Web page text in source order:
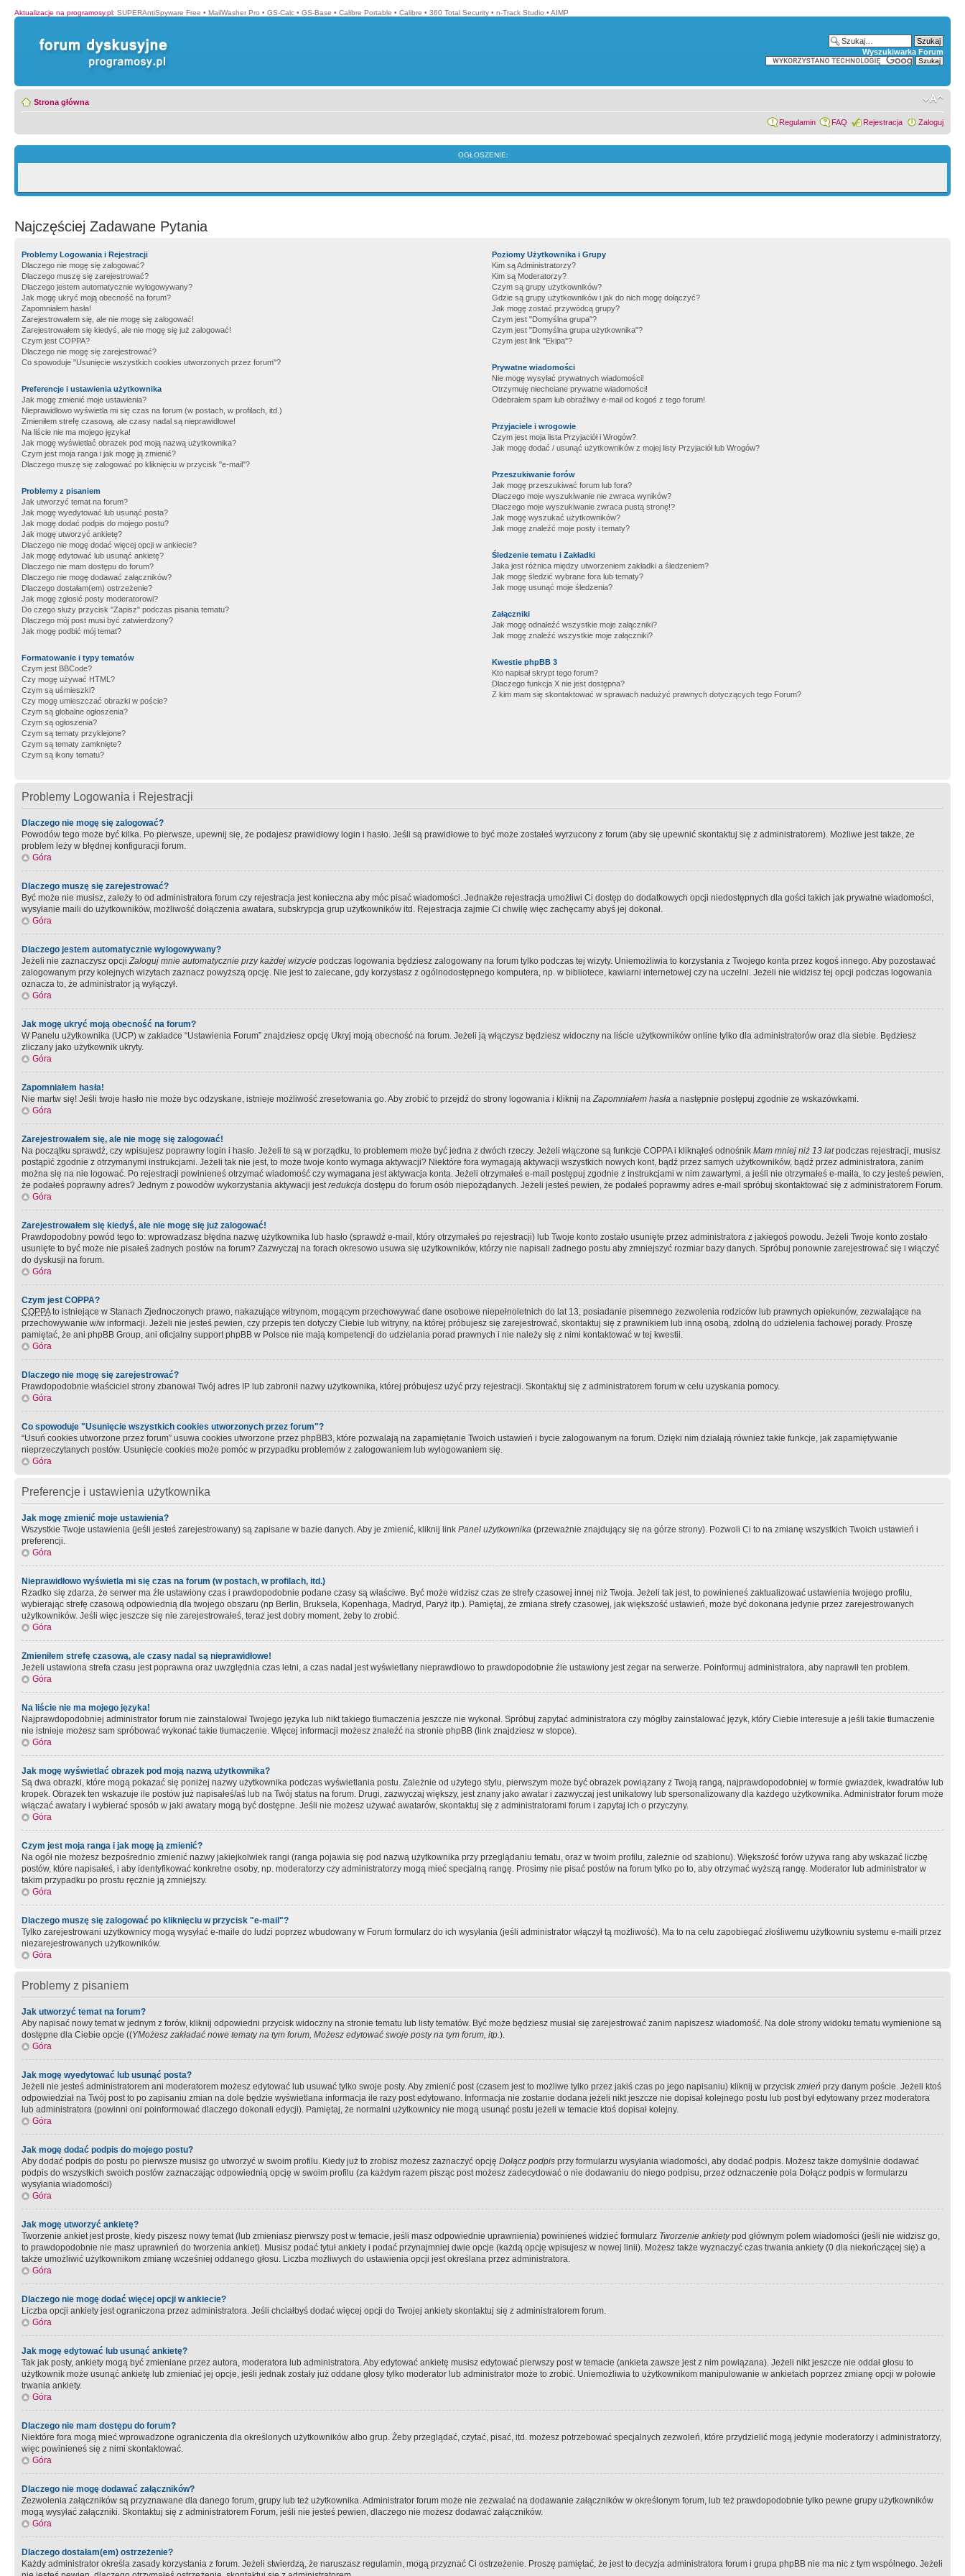
Aktualizacje na programosy.pl: SUPERAntiSpyware Free • MailWasher Pro • GS-Calc • GS-Base • Calibre Portable • Calibre • 360 Total Security • n-Track Studio • AIMP
Wyszukiwarka Forum
Strona główna
Regulamin FAQ Rejestracja Zaloguj
OGŁOSZENIE:
Najczęściej Zadawane Pytania
Problemy Logowania i Rejestracji
Dlaczego nie mogę się zalogować?
Dlaczego muszę się zarejestrować?
Dlaczego jestem automatycznie wylogowywany?
Jak mogę ukryć moją obecność na forum?
Zapomniałem hasła!
Zarejestrowałem się, ale nie mogę się zalogować!
Zarejestrowałem się kiedyś, ale nie mogę się już zalogować!
Czym jest COPPA?
Dlaczego nie mogę się zarejestrować?
Co spowoduje "Usunięcie wszystkich cookies utworzonych przez forum"?
Preferencje i ustawienia użytkownika
Jak mogę zmienić moje ustawienia?
Nieprawidłowo wyświetla mi się czas na forum (w postach, w profilach, itd.)
Zmieniłem strefę czasową, ale czasy nadal są nieprawidłowe!
Na liście nie ma mojego języka!
Jak mogę wyświetlać obrazek pod moją nazwą użytkownika?
Czym jest moja ranga i jak mogę ją zmienić?
Dlaczego muszę się zalogować po kliknięciu w przycisk "e-mail"?
Problemy z pisaniem
Jak utworzyć temat na forum?
Jak mogę wyedytować lub usunąć posta?
Jak mogę dodać podpis do mojego postu?
Jak mogę utworzyć ankietę?
Dlaczego nie mogę dodać więcej opcji w ankiecie?
Jak mogę edytować lub usunąć ankietę?
Dlaczego nie mam dostępu do forum?
Dlaczego nie mogę dodawać załączników?
Dlaczego dostałam(em) ostrzeżenie?
Jak mogę zgłosić posty moderatorowi?
Do czego służy przycisk "Zapisz" podczas pisania tematu?
Dlaczego mój post musi być zatwierdzony?
Jak mogę podbić mój temat?
Formatowanie i typy tematów
Czym jest BBCode?
Czy mogę używać HTML?
Czym są uśmieszki?
Czy mogę umieszczać obrazki w poście?
Czym są globalne ogłoszenia?
Czym są ogłoszenia?
Czym są tematy przyklejone?
Czym są tematy zamknięte?
Czym są ikony tematu?
Poziomy Użytkownika i Grupy
Kim są Administratorzy?
Kim są Moderatorzy?
Czym są grupy użytkowników?
Gdzie są grupy użytkowników i jak do nich mogę dołączyć?
Jak mogę zostać przywódcą grupy?
Czym jest "Domyślna grupa"?
Czym jest "Domyślna grupa użytkownika"?
Czym jest link "Ekipa"?
Prywatne wiadomości
Nie mogę wysyłać prywatnych wiadomości!
Otrzymuję niechciane prywatne wiadomości!
Odebrałem spam lub obraźliwy e-mail od kogoś z tego forum!
Przyjaciele i wrogowie
Czym jest moja lista Przyjaciół i Wrogów?
Jak mogę dodać / usunąć użytkowników z mojej listy Przyjaciół lub Wrogów?
Przeszukiwanie forów
Jak mogę przeszukiwać forum lub fora?
Dlaczego moje wyszukiwanie nie zwraca wyników?
Dlaczego moje wyszukiwanie zwraca pustą stronę!?
Jak mogę wyszukać użytkowników?
Jak mogę znaleźć moje posty i tematy?
Śledzenie tematu i Zakładki
Jaka jest różnica między utworzeniem zakładki a śledzeniem?
Jak mogę śledzić wybrane fora lub tematy?
Jak mogę usunąć moje śledzenia?
Załączniki
Jak mogę odnaleźć wszystkie moje załączniki?
Jak mogę znaleźć wszystkie moje załączniki?
Kwestie phpBB 3
Kto napisał skrypt tego forum?
Dlaczego funkcja X nie jest dostępna?
Z kim mam się skontaktować w sprawach nadużyć prawnych dotyczących tego Forum?
Problemy Logowania i Rejestracji
Dlaczego nie mogę się zalogować?
Powodów tego może być kilka. Po pierwsze, upewnij się, że podajesz prawidłowy login i hasło. Jeśli są prawidłowe to być może zostałeś wyrzucony z forum (aby się upewnić skontaktuj się z administratorem). Możliwe jest także, że
problem leży w błędnej konfiguracji forum.
Góra
Dlaczego muszę się zarejestrować?
Być może nie musisz, zależy to od administratora forum czy rejestracja jest konieczna aby móc pisać wiadomości. Jednakże rejestracja umożliwi Ci dostęp do dodatkowych opcji niedostępnych dla gości takich jak prywatne wiadomości,
wysyłanie maili do użytkowników, możliwość dołączenia awatara, subskrypcja grup użytkowników itd. Rejestracja zajmie Ci chwilę więc zachęcamy abyś jej dokonał.
Góra
Dlaczego jestem automatycznie wylogowywany?
Jeżeli nie zaznaczysz opcjiZaloguj mnie automatycznie przy każdej wizycie podczas logowania będziesz zalogowany na forum tylko podczas tej wizyty. Uniemożliwia to korzystania z Twojego konta przez kogoś innego. Aby pozostawać
zalogowanym przy kolejnych wizytach zaznacz powyższą opcję. Nie jest to zalecane, gdy korzystasz z ogólnodostępnego komputera, np. w bibliotece, kawiarni internetowej czy na uczelni. Jeżeli nie widzisz tej opcji podczas logowania
oznacza to, że administrator ją wyłączył.
Góra
Jak mogę ukryć moją obecność na forum?
W Panelu użytkownika (UCP) w zakładce “Ustawienia Forum” znajdziesz opcję Ukryj moją obecność na forum. Jeżeli ją włączysz będziesz widoczny na liście użytkowników online tylko dla administratorów oraz dla siebie. Będziesz
zliczany jako użytkownik ukryty.
Góra
Zapomniałem hasła!
Nie martw się! Jeśli twoje hasło nie może byc odzyskane, istnieje możliwość zresetowania go. Aby zrobić to przejdź do strony logowania i kliknij naZapomniałem hasła a następnie postępuj zgodnie ze wskazówkami.
Góra
Zarejestrowałem się, ale nie mogę się zalogować!
Na początku sprawdź, czy wpisujesz poprawny login i hasło. Jeżeli te są w porządku, to problemem może być jedna z dwóch rzeczy. Jeżeli włączone są funkcje COPPA i kliknąłeś odnośnik Mam mniej niż 13 latpodczas rejestracji, musisz
postąpić zgodnie z otrzymanymi instrukcjami. Jeżeli tak nie jest, to może twoje konto wymaga aktywacji? Niektóre fora wymagają aktywacji wszystkich nowych kont, bądź przez samych użytkowników, bądź przez administratora, zanim
można się na nie logować. Po rejestracji powinieneś otrzymać wiadomość czy wymagana jest aktywacja konta. Jeżeli otrzymałeś e-mail postępuj zgodnie z instrukcjami w nim zawartymi, a jeśli nie otrzymałeś e-maila, to czy jesteś pewien,
że podałeś poprawny adres? Jednym z powodów wykorzystania aktywacji jestredukcja dostępu do forum osób niepożądanych. Jeżeli jesteś pewien, że podałeś poprawmy adres e-mail spróbuj skontaktować się z administratorem Forum.
Góra
Zarejestrowałem się kiedyś, ale nie mogę się już zalogować!
Prawdopodobny powód tego to: wprowadzasz błędna nazwę użytkownika lub hasło (sprawdź e-mail, który otrzymałeś po rejestracji) lub Twoje konto zostało usunięte przez administratora z jakiegoś powodu. Jeżeli Twoje konto zostało
usunięte to być może nie pisałeś żadnych postów na forum? Zazwyczaj na forach okresowo usuwa się użytkowników, którzy nie napisali żadnego postu aby zmniejszyć rozmiar bazy danych. Spróbuj ponownie zarejestrować się i włączyć
do dyskusji na forum.
Góra
Czym jest COPPA?
COPPAto istniejące w Stanach Zjednoczonych prawo, nakazujące witrynom, mogącym przechowywać dane osobowe niepełnoletnich do lat 13, posiadanie pisemnego zezwolenia rodziców lub prawnych opiekunów, zezwalające na
przechowywanie w/w informacji. Jeżeli nie jesteś pewien, czy przepis ten dotyczy Ciebie lub witryny, na której próbujesz się zarejestrować, skontaktuj się z prawnikiem lub inną osobą, zdolną do udzielenia fachowej porady. Proszę
pamiętać, że ani phpBB Group, ani oficjalny support phpBB w Polsce nie mają kompetencji do udzielania porad prawnych i nie należy się z nimi kontaktować w tej kwestii.
Góra
Dlaczego nie mogę się zarejestrować?
Prawdopodobnie właściciel strony zbanował Twój adres IP lub zabronił nazwy użytkownika, której próbujesz użyć przy rejestracji. Skontaktuj się z administratorem forum w celu uzyskania pomocy.
Góra
Co spowoduje "Usunięcie wszystkich cookies utworzonych przez forum"?
“Usuń cookies utworzone przez forum” usuwa cookies utworzone przez phpBB3, które pozwalają na zapamiętanie Twoich ustawień i bycie zalogowanym na forum. Dzięki nim działają również takie funkcje, jak zapamiętywanie
nieprzeczytanych postów. Usunięcie cookies może pomóc w przypadku problemów z zalogowaniem lub wylogowaniem się.
Góra
Preferencje i ustawienia użytkownika
Jak mogę zmienić moje ustawienia?
Wszystkie Twoje ustawienia (jeśli jesteś zarejestrowany) są zapisane w bazie danych. Aby je zmienić, kliknij link Panel użytkownika (przeważnie znajdujący się na górze strony). Pozwoli Ci to na zmianę wszystkich Twoich ustawień i
preferencji.
Góra
Nieprawidłowo wyświetla mi się czas na forum (w postach, w profilach, itd.)
Rzadko się zdarza, że serwer ma źle ustawiony czas i prawdopodobnie podane czasy są właściwe. Być może widzisz czas ze strefy czasowej innej niż Twoja. Jeżeli tak jest, to powinieneś zaktualizować ustawienia twojego profilu,
wybierając strefę czasową odpowiednią dla twojego obszaru (np Berlin, Bruksela, Kopenhaga, Madryd, Paryż itp.). Pamiętaj, że zmiana strefy czasowej, jak większość ustawień, może być dokonana jedynie przez zarejestrowanych
użytkowników. Jeśli więc jeszcze się nie zarejestrowałeś, teraz jest dobry moment, żeby to zrobić.
Góra
Zmieniłem strefę czasową, ale czasy nadal są nieprawidłowe!
Jeżeli ustawiona strefa czasu jest poprawna oraz uwzględnia czas letni, a czas nadal jest wyświetlany nieprawdłowo to prawdopodobnie źle ustawiony jest zegar na serwerze. Poinformuj administratora, aby naprawił ten problem.
Góra
Na liście nie ma mojego języka!
Najprawdopodobniej administrator forum nie zainstalował Twojego języka lub nikt takiego tłumaczenia jeszcze nie wykonał. Spróbuj zapytać administratora czy mógłby zainstalować język, który Ciebie interesuje a jeśli takie tłumaczenie
nie istnieje możesz sam spróbować wykonać takie tłumaczenie. Więcej informacji możesz znaleźć na stronie phpBB (link znajdziesz w stopce).
Góra
Jak mogę wyświetlać obrazek pod moją nazwą użytkownika?
Są dwa obrazki, które mogą pokazać się poniżej nazwy użytkownika podczas wyświetlania postu. Zależnie od użytego stylu, pierwszym może być obrazek powiązany z Twoją rangą, najprawdopodobniej w formie gwiazdek, kwadratów lub
kropek. Obrazek ten wskazuje ile postów już napisałeś/aś lub na Twój status na forum. Drugi, zazwyczaj większy, jest znany jako awatar i zazwyczaj jest unikatowy lub spersonalizowany dla każdego użytkownika. Administrator forum może
włączać awatary i wybierać sposób w jaki awatary mogą być dostępne. Jeśli nie możesz używać awatarów, skontaktuj się z administratorami forum i zapytaj ich o przyczyny.
Góra
Czym jest moja ranga i jak mogę ją zmienić?
Na ogół nie możesz bezpośrednio zmienić nazwy jakiejkolwiek rangi (ranga pojawia się pod nazwą użytkownika przy przeglądaniu tematu, oraz w twoim profilu, zależnie od szablonu). Większość forów używa rang aby wskazać liczbę
postów, które napisałeś, i aby identyfikować konkretne osoby, np. moderatorzy czy administratorzy mogą mieć specjalną rangę. Prosimy nie pisać postów na forum tylko po to, aby otrzymać wyższą rangę. Moderator lub administrator w
takim przypadku po prostu ręcznie ją zmniejszy.
Góra
Dlaczego muszę się zalogować po kliknięciu w przycisk "e-mail"?
Tylko zarejestrowani użytkownicy mogą wysyłać e-maile do ludzi poprzez wbudowany w Forum formularz do ich wysyłania (jeśli administrator włączył tą możliwość). Ma to na celu zapobiegać złośliwemu użytkowniu systemu e-maili przez
niezarejestrowanych użytkowników.
Góra
Problemy z pisaniem
Jak utworzyć temat na forum?
Aby napisać nowy temat w jednym z forów, kliknij odpowiedni przycisk widoczny na stronie tematu lub listy tematów. Być może będziesz musiał się zarejestrować zanim napiszesz wiadomość. Na dole strony widoku tematu wymienione są
dostępne dla Ciebie opcje ((YMożesz zakładać nowe tematy na tym forum, Możesz edytować swoje posty na tym forum, itp.).
Góra
Jak mogę wyedytować lub usunąć posta?
Jeżeli nie jesteś administratorem ani moderatorem możesz edytować lub usuwać tylko swoje posty. Aby zmienić post (czasem jest to możliwe tylko przez jakiś czas po jego napisaniu) kliknij w przycisk zmień przy danym poście. Jeżeli ktoś
odpowiedział na Twój post to po zapisaniu zmian na dole będzie wyświetlana informacja ile razy post edytowano. Informacja nie zostanie dodana jeżeli nikt jeszcze nie dopisał kolejnego postu lub post był edytowany przez moderatora
lub administratora (powinni oni poinformować dlaczego dokonali edycji). Pamiętaj, że normalni użytkownicy nie mogą usunąć postu jeżeli w temacie ktoś dopisał kolejny.
Góra
Jak mogę dodać podpis do mojego postu?
Aby dodać podpis do postu po pierwsze musisz go utworzyć w swoim profilu. Kiedy już to zrobisz możesz zaznaczyć opcję Dołącz podpis przy formularzu wysyłania wiadomości, aby dodać podpis. Możesz także domyślnie dodawać
podpis do wszystkich swoich postów zaznaczając odpowiednią opcję w swoim profilu (za każdym razem pisząc post możesz zadecydować o nie dodawaniu do niego podpisu, przez odznaczenie pola Dołącz podpis w formularzu
wysyłania wiadomości)
Góra
Jak mogę utworzyć ankietę?
Tworzenie ankiet jest proste, kiedy piszesz nowy temat (lub zmieniasz pierwszy post w temacie, jeśli masz odpowiednie uprawnienia) powinieneś widzieć formularz Tworzenie ankietypod głównym polem wiadomości (jeśli nie widzisz go,
to prawdopodobnie nie masz uprawnień do tworzenia ankiet). Musisz podać tytuł ankiety i podać przynajmniej dwie opcje (każdą opcję wpisujesz w nowej linii). Możesz także wyznaczyć czas trwania ankiety (0 dla niekończącej się) a
także umożliwić użytkownikom zmianę wcześniej oddanego głosu. Liczba możliwych do ustawienia opcji jest określana przez administratora.
Góra
Dlaczego nie mogę dodać więcej opcji w ankiecie?
Liczba opcji ankiety jest ograniczona przez administratora. Jeśli chciałbyś dodać więcej opcji do Twojej ankiety skontaktuj się z administratorem forum.
Góra
Jak mogę edytować lub usunąć ankietę?
Tak jak posty, ankiety mogą być zmieniane przez autora, moderatora lub administratora. Aby edytować ankietę musisz edytować pierwszy post w temacie (ankieta zawsze jest z nim powiązana). Jeżeli nikt jeszcze nie oddał głosu to
użytkownik może usunąć ankietę lub zmieniać jej opcje, jeśli jednak zostały już oddane głosy tylko moderator lub administrator może to zrobić. Uniemożliwia to użytkownikom manipulowanie w ankietach poprzez zmianę opcji w połowie
trwania ankiety.
Góra
Dlaczego nie mam dostępu do forum?
Niektóre fora mogą mieć wprowadzone ograniczenia dla określonych użytkowników albo grup. Żeby przeglądać, czytać, pisać, itd. możesz potrzebować specjalnych zezwoleń, które przydzielić mogą jedynie moderatorzy i administratorzy,
więc powinieneś się z nimi skontaktować.
Góra
Dlaczego nie mogę dodawać załączników?
Zezwolenia załączników są przyznawane dla danego forum, grupy lub też użytkownika. Administrator forum może nie zezwalać na dodawanie załączników w określonym forum, lub też prawdopodobnie tylko pewne grupy użytkowników
mogą wysyłać załączniki. Skontaktuj się z administratorem Forum, jeśli nie jesteś pewien, dlaczego nie możesz dodawać załączników.
Góra
Dlaczego dostałam(em) ostrzeżenie?
Każdy administrator określa zasady korzystania z forum. Jeżeli stwierdzą, że naruszasz regulamin, mogą przyznać Ci ostrzeżenie. Proszę pamiętać, że jest to decyzja administratora forum i grupa phpBB nie ma nic z tym wspólnego. Jeżeli